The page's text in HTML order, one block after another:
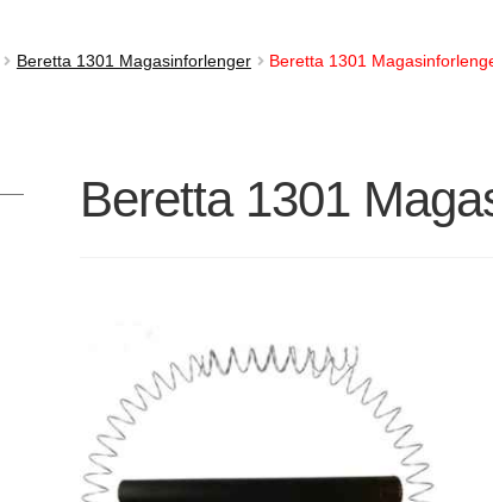
Beretta 1301 Magasinforlenger Beretta 1301
Beretta 1301